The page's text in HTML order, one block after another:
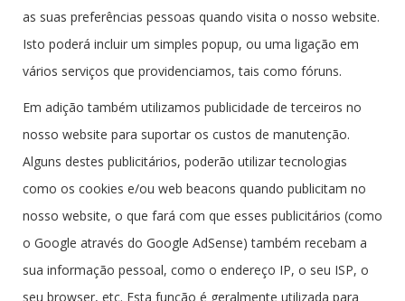
as suas preferências pessoas quando visita o nosso website.
Isto poderá incluir um simples popup, ou uma ligação em
vários serviços que providenciamos, tais como fóruns.
Em adição também utilizamos publicidade de terceiros no
nosso website para suportar os custos de manutenção.
Alguns destes publicitários, poderão utilizar tecnologias
como os cookies e/ou web beacons quando publicitam no
nosso website, o que fará com que esses publicitários (como
o Google através do Google AdSense) também recebam a
sua informação pessoal, como o endereço IP, o seu ISP, o
seu browser, etc. Esta função é geralmente utilizada para